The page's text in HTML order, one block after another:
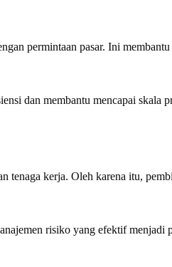
permintaan pasar. Ini
dan membantu mencapai skala
kerja. Oleh karena itu,
risiko yang efektif menjadi